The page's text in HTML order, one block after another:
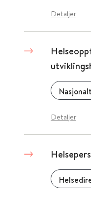
Detaljer
Detaljer